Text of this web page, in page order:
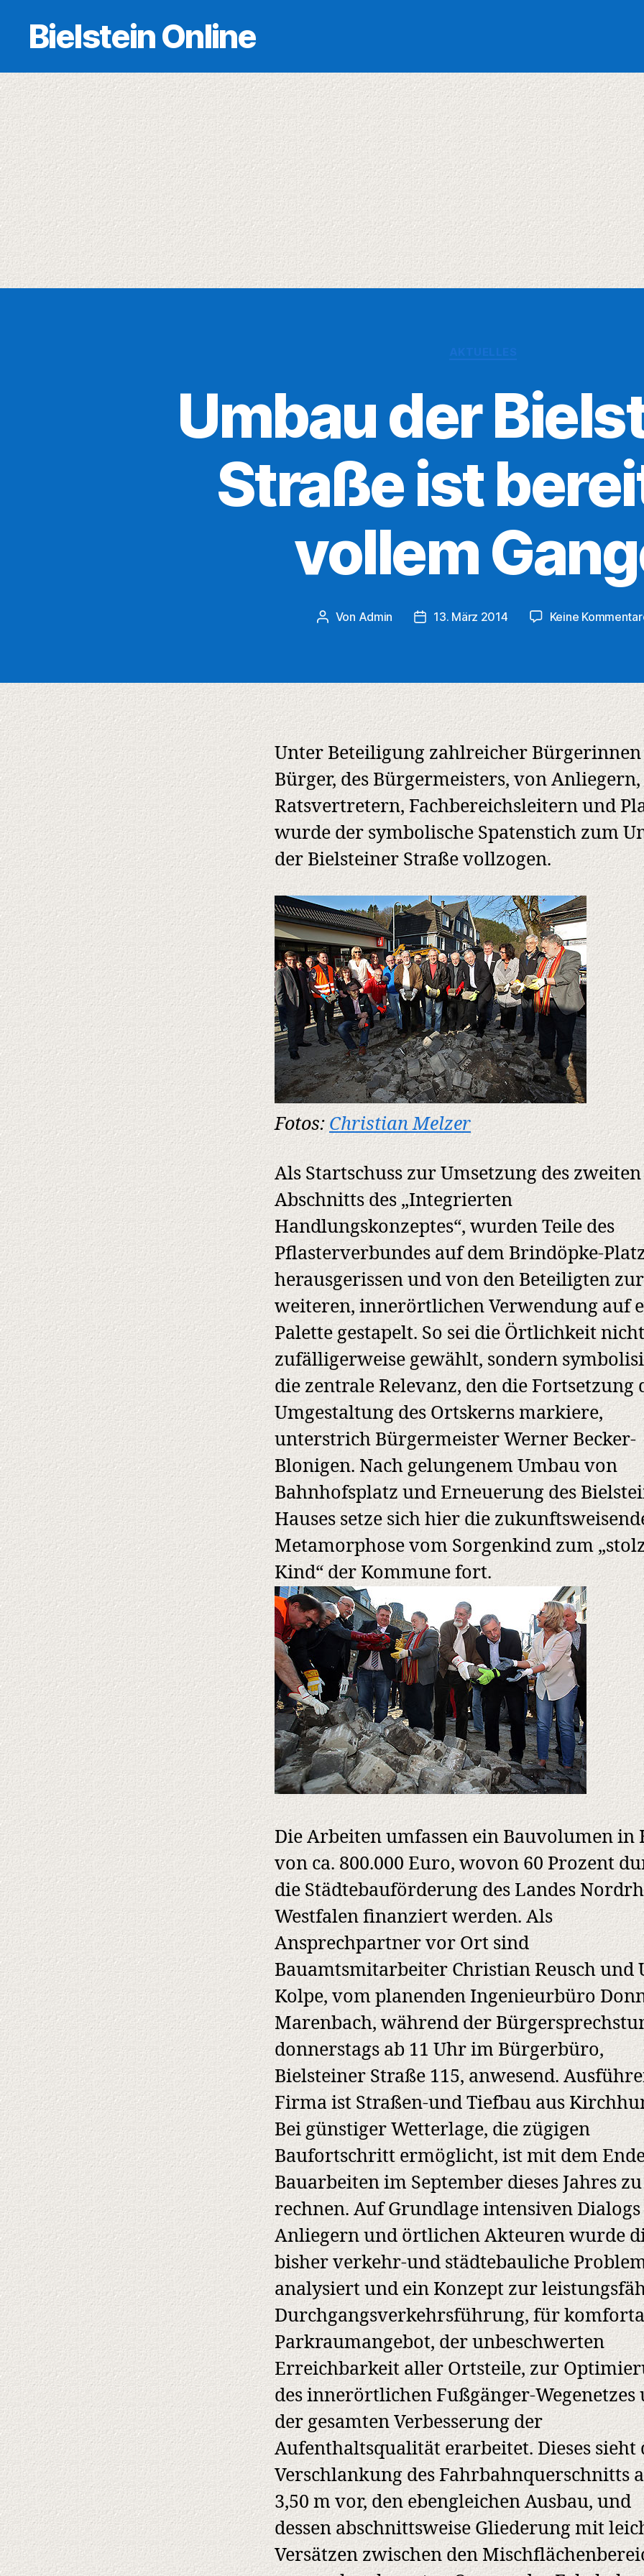
Bielstein Online
Umbau der
Straße ist
vollem
Beitragsautor
Von Admin Veröffentlichungsdatum
13. März 2014 Keine
Unter Beteiligung zahlreicher
Bürger, des Bürgermeisters, von Anliegern,
Ratsvertretern, Fachbereichsleitern und
wurde der symbolische Spatenstich zum
der Bielsteiner Straße vollzogen.
Fotos: Christian Melzer
Als Startschuss zur Umsetzung des zweiten
Abschnitts des „Integrierten
Handlungskonzeptes“, wurden Teile des
Pflasterverbundes auf dem Brindöpke-
herausgerissen und von den Beteiligten zur
weiteren, innerörtlichen Verwendung auf
Palette gestapelt. So sei die Örtlichkeit nicht
zufälligerweise gewählt, sondern
die zentrale Relevanz, den die Fortsetzung
Umgestaltung des Ortskerns markiere,
unterstrich Bürgermeister Werner Becker-
Blonigen. Nach gelungenem Umbau von
Bahnhofsplatz und Erneuerung des
Hauses setze sich hier die
Metamorphose vom Sorgenkind zum
Kind“ der Kommune fort.
Die Arbeiten umfassen ein Bauvolumen in
von ca. 800.000 Euro, wovon 60 Prozent
die Städtebauförderung des Landes
Westfalen finanziert werden. Als
Ansprechpartner vor Ort sind
Bauamtsmitarbeiter Christian Reusch und
Kolpe, vom planenden Ingenieurbüro
Marenbach, während der
donnerstags ab 11 Uhr im Bürgerbüro,
Bielsteiner Straße 115, anwesend.
Firma ist Straßen-und Tiefbau aus
Bei günstiger Wetterlage, die zügigen
Baufortschritt ermöglicht, ist mit dem
Bauarbeiten im September dieses Jahres zu
rechnen. Auf Grundlage intensiven
Anliegern und örtlichen Akteuren wurde
bisher verkehr-und städtebauliche
analysiert und ein Konzept zur
Durchgangsverkehrsführung, für
Parkraumangebot, der unbeschwerten
Erreichbarkeit aller Ortsteile, zur
des innerörtlichen Fußgänger-Wegenetzes
der gesamten Verbesserung der
Aufenthaltsqualität erarbeitet. Dieses sieht
Verschlankung des Fahrbahnquerschnitts
3,50 m vor, den ebengleichen Ausbau, und
dessen abschnittsweise Gliederung mit
Versätzen zwischen den